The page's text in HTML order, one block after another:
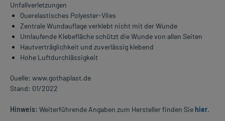
Unfallverletzungen
Querelastisches Polyester-Vlies
Zentrale Wundauflage verklebt nicht mit der Wunde
Umlaufende Klebefläche schützt die Wunde von allen Seiten
Hautverträglichkeit und zuverlässig klebend
Hohe Luftdurchlässigkeit
Quelle: www.gothaplast.de
Stand: 01/2022
Hinweis: Weiterführende Angaben zum Hersteller finden Sie hier.